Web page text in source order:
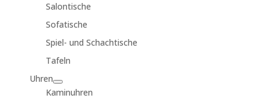
Salontische
Sofatische
Spiel- und Schachtische
Tafeln
Uhren
Kaminuhren